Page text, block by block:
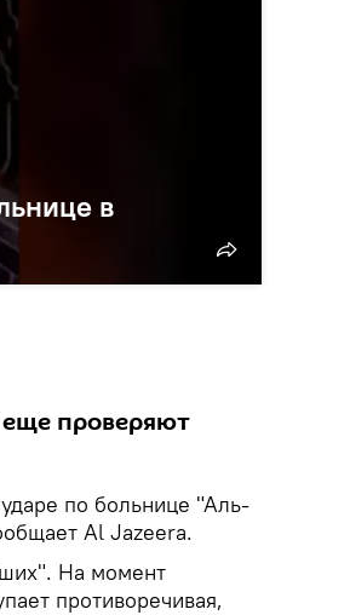
в
еще проверяют
по больнице "Аль-
Al Jazeera.
На момент
противоречивая,